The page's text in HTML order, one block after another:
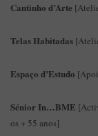
Cantinho d’Arte
Telas Habitadas
Espaço d’Estudo
Sénior In…BME
os + 55 anos]